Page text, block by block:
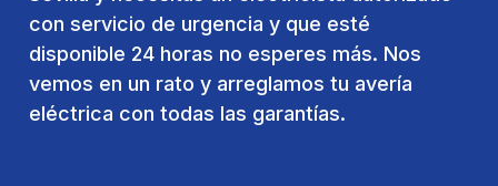
con servicio de urgencia y que esté
disponible 24 horas no esperes más. Nos
vemos en un rato y arreglamos tu avería
eléctrica con todas las garantías.